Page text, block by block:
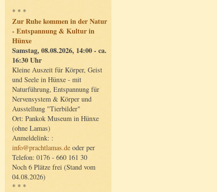
* * *
Zur Ruhe kommen in der Natur
- Entspannung & Kultur in
Hünxe
Samstag, 08.08.2026, 14:00 - ca.
16:30 Uhr
Kleine Auszeit für Körper, Geist
und Seele in Hünxe - mit
Naturführung, Entspannung für
Nervensystem & Körper und
Ausstellung "Tierbilder"
Ort: Pankok Museum in Hünxe
(ohne Lamas)
Anmeldelink: :
info@prachtlamas.de oder per
Telefon: 0176 - 660 161 30
Noch 6 Plätze frei (Stand vom
04.08.2026)
* * *